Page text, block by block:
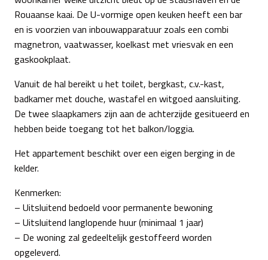
Rouaanse kaai. De U-vormige open keuken heeft een bar
en is voorzien van inbouwapparatuur zoals een combi
magnetron, vaatwasser, koelkast met vriesvak en een
gaskookplaat.
Vanuit de hal bereikt u het toilet, bergkast, c.v.-kast,
badkamer met douche, wastafel en witgoed aansluiting.
De twee slaapkamers zijn aan de achterzijde gesitueerd en
hebben beide toegang tot het balkon/loggia.
Het appartement beschikt over een eigen berging in de
kelder.
Kenmerken:
– Uitsluitend bedoeld voor permanente bewoning
– Uitsluitend langlopende huur (minimaal 1 jaar)
– De woning zal gedeeltelijk gestoffeerd worden
opgeleverd.